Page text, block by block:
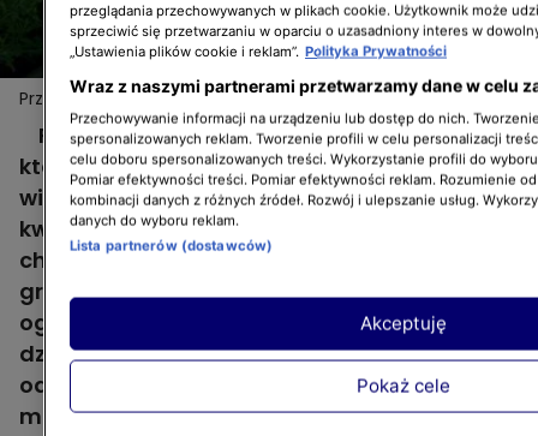
Przywrotnik - roślina idealna do ogrodu dla dzieci i zwierząt
Przywrotnik to dosyć niepozorna roślina,
która świetnie sprawdzi się w półcienistych i
wilgotnych ogrodach. Drobne, żółtozielone
kwiaty są zebrane w luźne wiechy. Cechą
charakterystyczną i jej ozdobą jest
gromadzenie wody w okrągłe krople. W
ogrodzie, w którym będą przebywać małe
dzieci i zwierzęta (a takim jest ten z 6.
odcinka "Wymarzonych ogrodów"), nie
mogą znaleźć się rośliny toksyczne.
przeglądania przechowywanych w plikach cookie. Użytkownik może
sprzeciwić się przetwarzaniu w oparciu o uzasadniony interes w
„Ustawienia plików cookie i reklam”. Polityka Prywatności
Wraz z naszymi partnerami przetwarzamy dane w celu
Przechowywanie informacji na urządzeniu lub dostęp do nich.
spersonalizowanych reklam. Tworzenie profili w celu personalizacji
celu doboru spersonalizowanych treści. Wykorzystanie profili do
Pomiar efektywności treści. Pomiar efektywności reklam. Rozumienie
kombinacji danych z różnych źródeł. Rozwój i ulepszanie usług.
danych do wyboru reklam.
Lista partnerów (dostawców)
Pokaż cele
Akceptuję